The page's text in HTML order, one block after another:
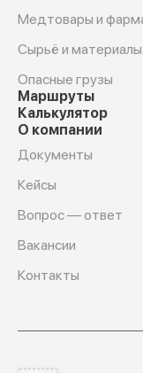
Медтовары и
Сырьё и материалы
Опасные грузы
Маршруты
Калькулятор
О компании
Документы
Кейсы
Вопрос — ответ
Вакансии
Контакты